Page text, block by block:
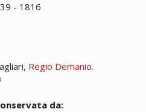
- 1816
Regio Demanio.
da: